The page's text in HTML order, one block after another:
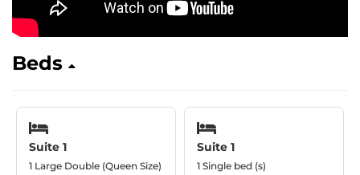
Beds
Suite 1
1 Large Double (Queen Size)
Suite 1
1 Single bed (s)